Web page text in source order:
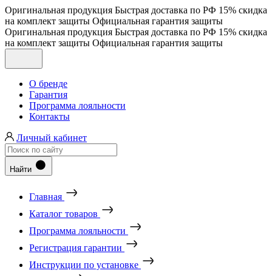
Оригинальная продукция Быстрая доставка по РФ 15% скидка
на комплект защиты Официальная гарантия защиты
Оригинальная продукция Быстрая доставка по РФ 15% скидка
на комплект защиты Официальная гарантия защиты
О бренде
Гарантия
Программа лояльности
Контакты
Личный кабинет
Найти
Главная
Каталог товаров
Программа лояльности
Регистрация гарантии
Инструкции по установке